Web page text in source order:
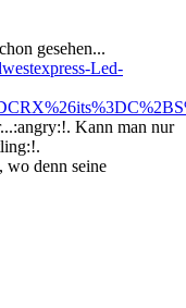
gesehen...
Led-
Kann man nur
!.
denn seine